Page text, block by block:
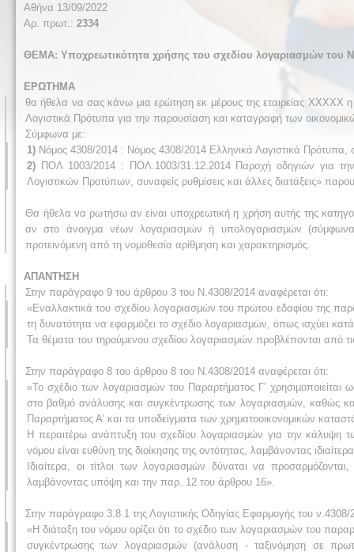
Αθήνα 13/09/2022
Αρ. πρωτ.: 2334
ΘΕΜΑ: Υποχρεωτικότητα χρήσης του σχεδίου λογαριασμών του
ΕΡΩΤΗΜΑ
θα ήθελα να σας κάνω μια ερώτηση εκ μέρους της εταιρείας XXXXX
Λογιστικά Πρότυπα για την παρουσίαση και καταγραφή των
Σύμφωνα με:
1) Νόμος 4308/2014 : Νόμος 4308/2014 Ελληνικά Λογιστικά Πρότυπα,
2) ΠΟΛ 1003/2014 : ΠΟΛ.1003/31.12.2014 Παροχή οδηγιών για
Λογιστικών Προτύπων, συναφείς ρυθμίσεις και άλλες διατάξεις»
Θα ήθελα να ρωτήσω αν είναι υποχρεωτική η χρήση αυτής της
αν στο άνοιγμα νέων λογαριασμών ή υπολογαριασμών
προτεινόμενη από τη νομοθεσία αρίθμηση και χαρακτηρισμός.
ΑΠΑΝΤΗΣΗ
Στην παράγραφο 9 του άρθρου 3 του N.4308/2014 αναφέρεται ότι:
«Εναλλακτικά του σχεδίου λογαριασμών του πρώτου εδαφίου της
τη δυνατότητα να εφαρμόζει το σχέδιο λογαριασμών, όπως ισχύει
Τα θέματα του τηρούμενου σχεδίου λογαριασμών προβλέπονται από
Στην παράγραφο 8 του άρθρου 8 του N.4308/2014 αναφέρεται ότι:
«Το σχέδιο των λογαριασμών του Παραρτήματος Γ’ χρησιμοποιείται
στο βαθμό ανάλυσης και συγκέντρωσης των λογαριασμών, καθώς
Παραρτήματος Α’ και τα υποδείγματα των χρηματοοικονομικών
Η περαιτέρω ανάπτυξη του σχεδίου λογαριασμών για την κάλυψη
νόμου είναι ευθύνη της διοίκησης της οντότητας, λαμβάνοντας
Ιδιαίτερα, οι τίτλοι των λογαριασμών δύναται να
λαμβάνοντας υπόψη και την παρ. 12 του άρθρου 16».
Στην παράγραφο 3.8.1 της Λογιστικής Οδηγίας Εφαρμογής του ν.4308/
«Η διάταξη του νόμου ορίζει ότι το σχέδιο των λογαριασμών του
συγκέντρωσης των λογαριασμών (ανάλυση - ταξινόμηση σε